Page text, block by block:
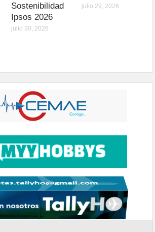
Sostenibilidad
Ipsos 2026
julio 30, 2026
julio 29, 2026